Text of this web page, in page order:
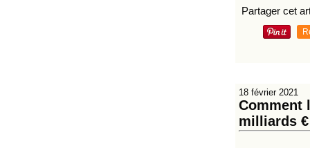
Partager cet
18 février 2021
Comment
milliards